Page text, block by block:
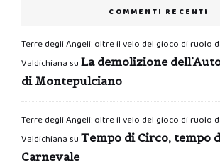
COMMENTI RECENTI
Terre degli Angeli: oltre il velo del gioco di ruolo
Valdichiana su La demolizione
di Montepulciano
Terre degli Angeli: oltre il velo del gioco di ruolo
Valdichiana su Tempo di Circo, tempo
Carnevale